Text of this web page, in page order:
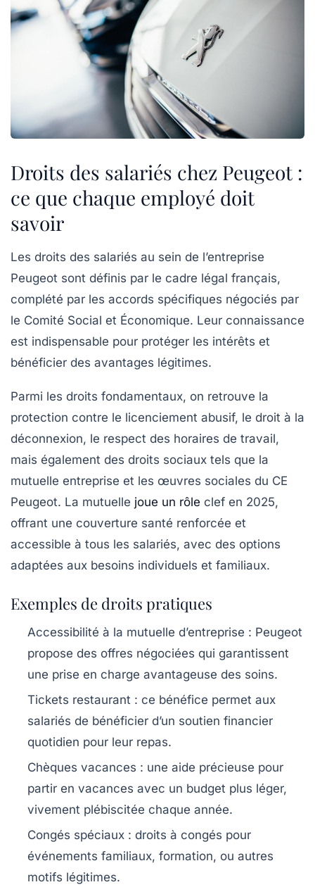
Droits des salariés chez Peugeot :
ce que chaque employé doit
savoir
Les droits des salariés au sein de l’entreprise
Peugeot sont définis par le cadre légal français,
complété par les accords spécifiques négociés par
le Comité Social et Économique. Leur connaissance
est indispensable pour protéger les intérêts et
bénéficier des avantages légitimes.
Parmi les droits fondamentaux, on retrouve la
protection contre le licenciement abusif, le droit à la
déconnexion, le respect des horaires de travail,
mais également des droits sociaux tels que la
mutuelle entreprise et les œuvres sociales du CE
Peugeot. La mutuelle joue un rôle clef en 2025,
offrant une couverture santé renforcée et
accessible à tous les salariés, avec des options
adaptées aux besoins individuels et familiaux.
Exemples de droits pratiques
Accessibilité à la mutuelle d’entreprise : Peugeot
propose des offres négociées qui garantissent
une prise en charge avantageuse des soins.
Tickets restaurant : ce bénéfice permet aux
salariés de bénéficier d’un soutien financier
quotidien pour leur repas.
Chèques vacances : une aide précieuse pour
partir en vacances avec un budget plus léger,
vivement plébiscitée chaque année.
Congés spéciaux : droits à congés pour
événements familiaux, formation, ou autres
motifs légitimes.